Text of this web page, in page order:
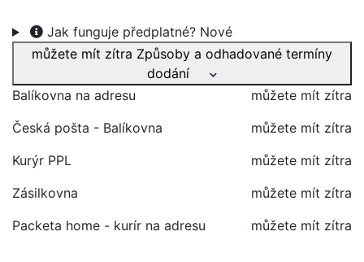
Jak funguje předplatné? Nové
můžete mít zítra Způsoby a odhadované termíny
dodání
Balíkovna na adresu
můžete mít zítra
Česká pošta - Balíkovna
můžete mít zítra
Kurýr PPL
můžete mít zítra
Zásilkovna
můžete mít zítra
Packeta home - kurír na adresu
můžete mít zítra